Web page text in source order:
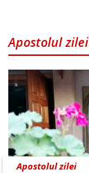
Apostolul zilei
Apostolul zilei